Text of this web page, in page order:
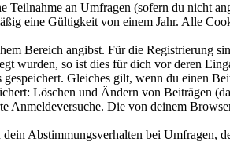
an Umfragen (sofern du nicht
eine Gültigkeit von einem Jahr. Alle
Bereich angibst. Für die Registrierung
wurden, so ist dies für dich vor deren
Gleiches gilt, wenn du einen
Löschen und Ändern von Beiträgen
Anmeldeversuche. Die von deinem
Abstimmungsverhalten bei Umfragen,